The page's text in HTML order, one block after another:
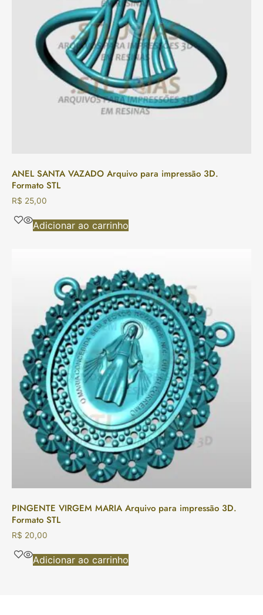
ANEL SANTA VAZADO Arquivo para impressão 3D.
Formato STL
R$ 25,00
Adicionar ao carrinho
PINGENTE VIRGEM MARIA Arquivo para impressão 3D.
Formato STL
R$ 20,00
Adicionar ao carrinho